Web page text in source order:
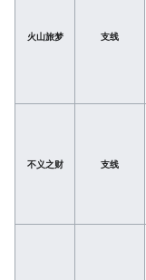
火山旅梦 支线
不义之财 支线